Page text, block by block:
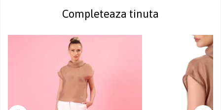
Completeaza tinuta